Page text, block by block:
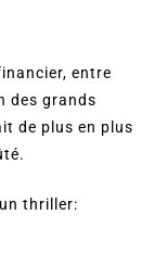
entre
des grands
de plus en plus
thriller: